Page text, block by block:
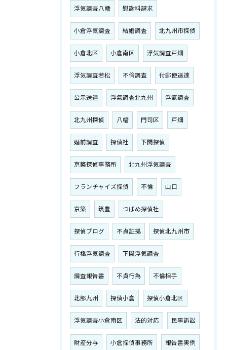
浮気調査八幡 慰謝料請求
小倉浮気調査 結婚調査 北九州市探偵
小倉北区 小倉南区 浮気調査戸畑
浮気調査若松 不倫調査 付郵便送達
公示送達 浮氣調査北九州 浮氣調査
北九州探偵 八幡 門司区 戸畑
婚前調査 探偵社 下関探偵
京築探偵事務所 北九州浮気調査
フランチャイズ探偵 不倫 山口
京築 筑豊 つばめ探偵社
探偵ブログ 不貞証拠 探偵北九州市
行橋浮気調査 下関浮気調査
調査報告書 不貞行為 不倫相手
北部九州 探偵小倉 探偵小倉北区
浮気調査小倉南区 法的対応 民事訴訟
財産分与 小倉探偵事務所 報告書実例